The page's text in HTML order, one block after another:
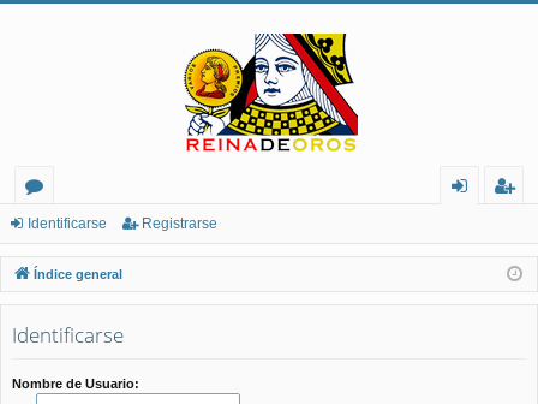
or
os
nt
ifi
ist
ra
Identificarse Registrarse
Índice general
Identificarse
Nombre de Usuario: